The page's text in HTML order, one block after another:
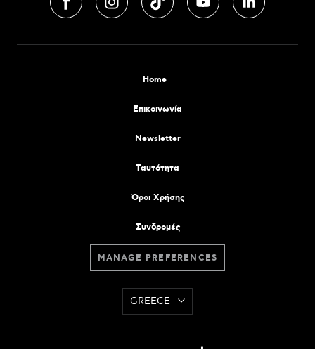
Home
Επικοινωνία
Newsletter
Tαυτότητα
Όροι Χρήσης
Συνδρομές
MANAGE PREFERENCES
GREECE